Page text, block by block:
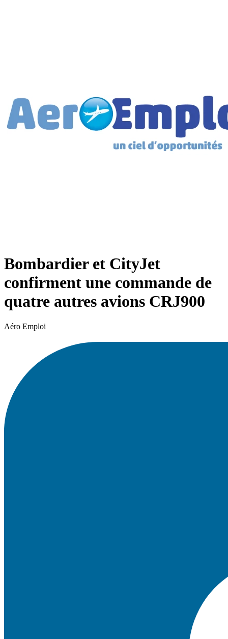
Bombardier et CityJet
confirment une commande de
quatre autres avions CRJ900
Aéro Emploi